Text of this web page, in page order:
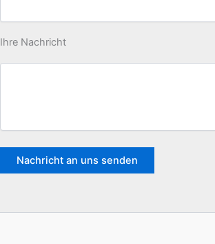
Ihre Nachricht